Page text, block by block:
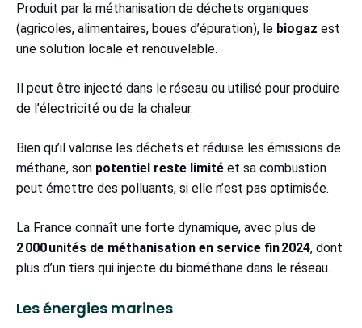
Produit par la méthanisation de déchets organiques
(agricoles, alimentaires, boues d’épuration), le biogaz est
une solution locale et renouvelable.
Il peut être injecté dans le réseau ou utilisé pour produire
de l’électricité ou de la chaleur.
Bien qu’il valorise les déchets et réduise les émissions de
méthane, son potentiel reste limité et sa combustion
peut émettre des polluants, si elle n’est pas optimisée.
La France connaît une forte dynamique, avec plus de
2 000 unités de méthanisation en service fin 2024, dont
plus d’un tiers qui injecte du biométhane dans le réseau.
Les énergies marines